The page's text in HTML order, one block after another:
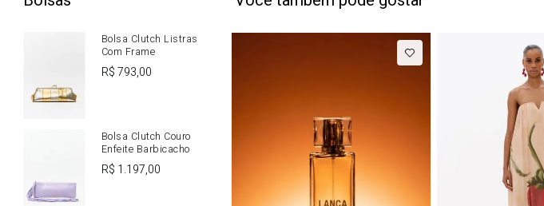
Bolsa Clutch Listras
Com Frame
R$793,00
Bolsa Clutch Couro
Enfeite Barbicacho
R$ 1.197,00